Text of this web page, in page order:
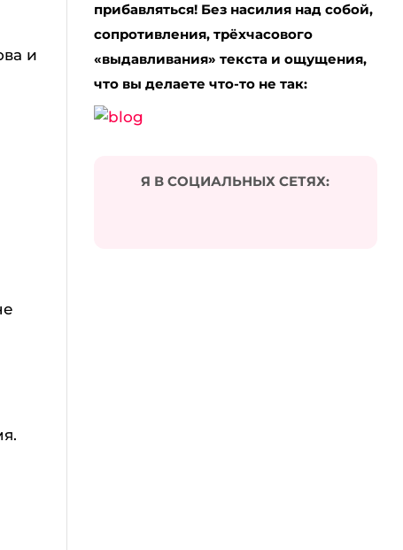
и
прибавляться! Без насилия над собой,
сопротивления, трёхчасового
«выдавливания» текста и ощущения,
что вы делаете что-то не так:
Я В СОЦИАЛЬНЫХ СЕТЯХ: